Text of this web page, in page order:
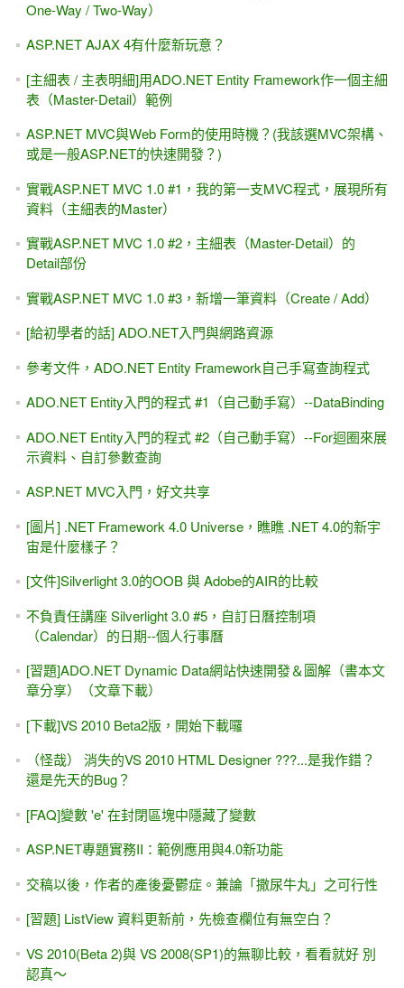
[廣告]老王賣瓜.....哪本 ASP.NET的書值得你留下來？
FETCH為例
參考文件，ADO.NET Entity Framework自己手寫查詢程式
[HTML]漂亮的網頁表格、標題、範例與圖片 （範例下載）
Ch.10-3-2 .FindControl()方法的補充範例 -- ASP.NET 專題實
務(上集 )
Model Binding入門、簡介、初試身手 #1 -- 搭配ASP.NET
Web Form (不使用EF)
上集 Ch.10 -- .Controls() / .Controls[]的補充範例 #1
[習題]自訂ASP.NET日曆控制項（Calendar）的日期--個人行
事曆
[習題]String.Format()，裡面的 {0}與{1}是什麼意思？
[給初學者的話] 與其想得太多，不如立刻動手作#3 -- 九把
刀：就算選錯 也要努力發掘自己
教學
.NET的世界裡，"入門的" VB / C#語法轉換不該是一個問題。
選Razor)
Model Binding入門、簡介、初試身手 #3 -- Web Form、
Repository 與 .TryUpdateModel()方法
[好書推薦]下集（<big>第二版</big>黑皮書），ASP.NET 4.0
專題實務 II--範例應用與4.0新功能（松崗）VB/C#雙語法
[轉貼]老師的建議 -- 學寫程式，以興趣為主？或是扎實練功為
[團購] ASP.NET專題實務(文魁出版) VB / C#版都有，數量有
(2013年底的出書計畫)
[習題] 補充上集Ch.14--自己撰寫SqlDataSource「新增資
料」，並採用參數(InsertParameters)
[習題]ADO.NET，兩個TextBox欄位作相互查詢 （附AJAX範